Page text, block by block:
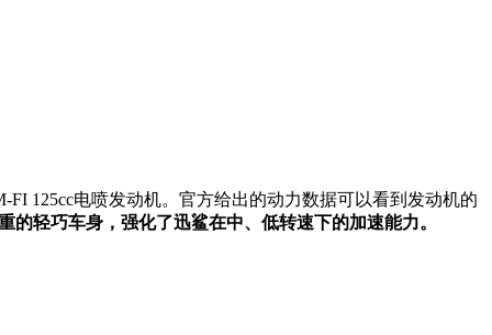
125cc电喷发动机。官方给出的动力数据可以看到发动机的
的轻巧车身，强化了迅鲨在中、低转速下的加速能力。